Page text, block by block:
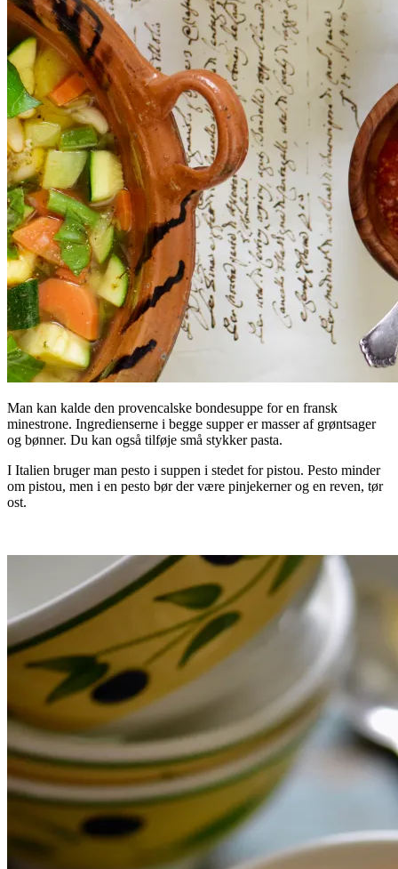
Man kan kalde den provencalske bondesuppe for en fransk
minestrone. Ingredienserne i begge supper er masser af grøntsager
og bønner. Du kan også tilføje små stykker pasta.
I Italien bruger man pesto i suppen i stedet for pistou. Pesto minder
om pistou, men i en pesto bør der være pinjekerner og en reven, tør
ost.